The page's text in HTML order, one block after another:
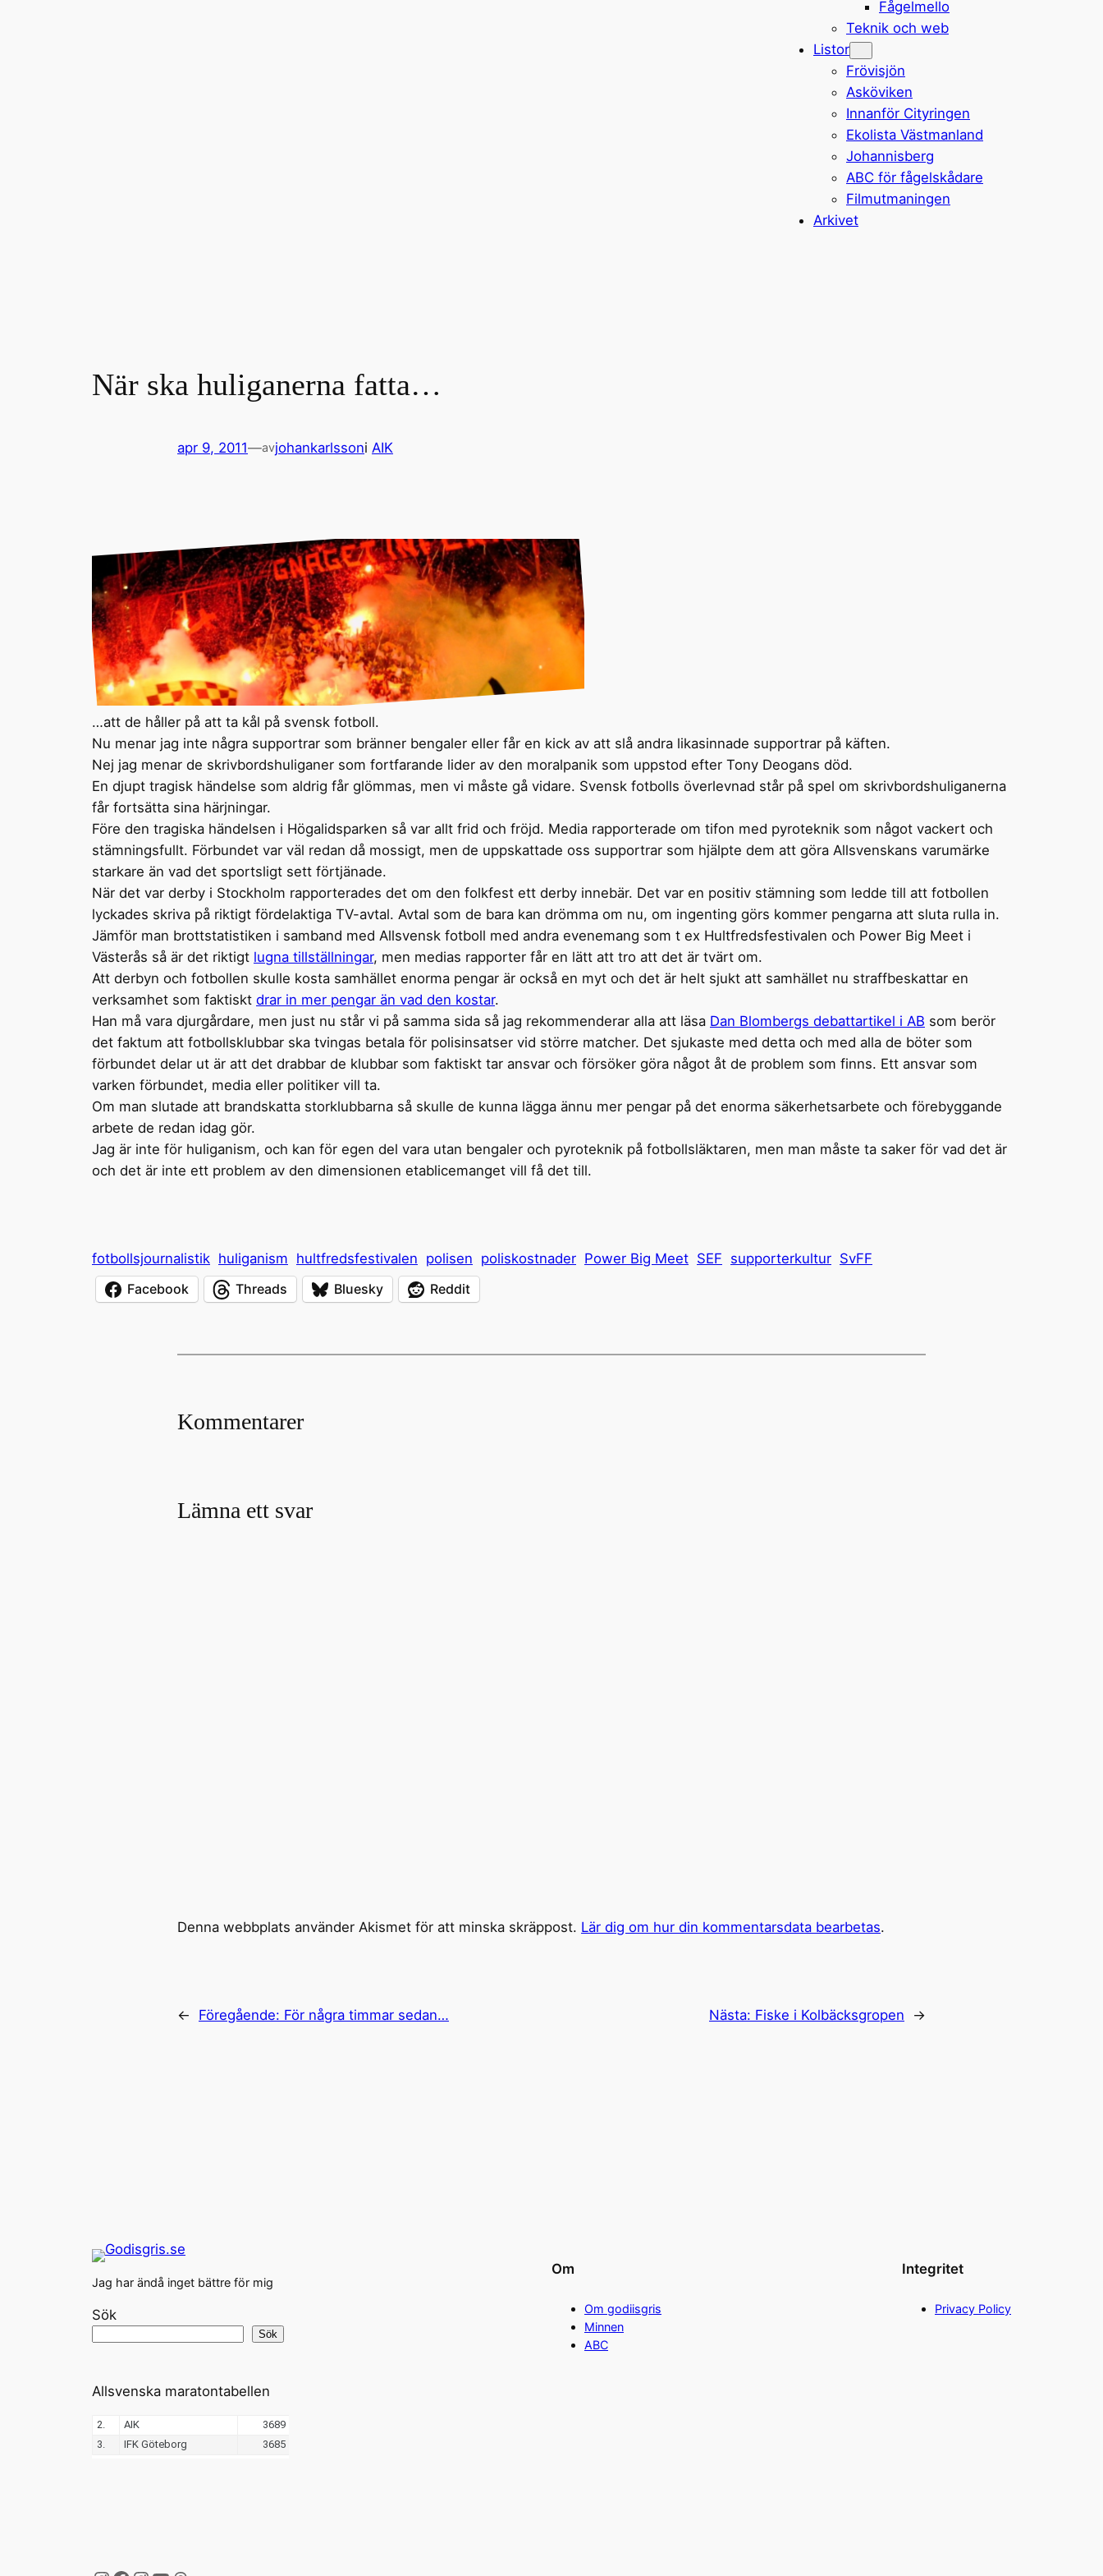
Fågelmello
Teknik och web
Listor
Frövisjön
Asköviken
Innanför Cityringen
Ekolista Västmanland
Johannisberg
ABC för fågelskådare
Filmutmaningen
Arkivet
När ska huliganerna fatta…
apr 9, 2011—avjohankarlssoni AIK
…att de håller på att ta kål på svensk fotboll.
Nu menar jag inte några supportrar som bränner bengaler eller får en kick av att slå andra likasinnade supportrar på käften.
Nej jag menar de skrivbordshuliganer som fortfarande lider av den moralpanik som uppstod efter Tony Deogans död.
En djupt tragisk händelse som aldrig får glömmas, men vi måste gå vidare. Svensk fotbolls överlevnad står på spel om skrivbordshuliganerna
får fortsätta sina härjningar.
Före den tragiska händelsen i Högalidsparken så var allt frid och fröjd. Media rapporterade om tifon med pyroteknik som något vackert och
stämningsfullt. Förbundet var väl redan då mossigt, men de uppskattade oss supportrar som hjälpte dem att göra Allsvenskans varumärke
starkare än vad det sportsligt sett förtjänade.
När det var derby i Stockholm rapporterades det om den folkfest ett derby innebär. Det var en positiv stämning som ledde till att fotbollen
lyckades skriva på riktigt fördelaktiga TV-avtal. Avtal som de bara kan drömma om nu, om ingenting görs kommer pengarna att sluta rulla in.
Jämför man brottstatistiken i samband med Allsvensk fotboll med andra evenemang som t ex Hultfredsfestivalen och Power Big Meet i
Västerås så är det riktigt lugna tillställningar, men medias rapporter får en lätt att tro att det är tvärt om.
Att derbyn och fotbollen skulle kosta samhället enorma pengar är också en myt och det är helt sjukt att samhället nu straffbeskattar en
verksamhet som faktiskt drar in mer pengar än vad den kostar.
Han må vara djurgårdare, men just nu står vi på samma sida så jag rekommenderar alla att läsa Dan Blombergs debattartikel i AB som berör
det faktum att fotbollsklubbar ska tvingas betala för polisinsatser vid större matcher. Det sjukaste med detta och med alla de böter som
förbundet delar ut är att det drabbar de klubbar som faktiskt tar ansvar och försöker göra något åt de problem som finns. Ett ansvar som
varken förbundet, media eller politiker vill ta.
Om man slutade att brandskatta storklubbarna så skulle de kunna lägga ännu mer pengar på det enorma säkerhetsarbete och förebyggande
arbete de redan idag gör.
Jag är inte för huliganism, och kan för egen del vara utan bengaler och pyroteknik på fotbollsläktaren, men man måste ta saker för vad det är
och det är inte ett problem av den dimensionen etablicemanget vill få det till.
fotbollsjournalistik huliganism hultfredsfestivalen polisen poliskostnader Power Big Meet SEF supporterkultur SvFF
Facebook
Threads Bluesky Reddit
Kommentarer
Lämna ett svar
Denna webbplats använder Akismet för att minska skräppost. Lär dig om hur din kommentarsdata bearbetas.
← Föregående: För några timmar sedan… Nästa: Fiske i Kolbäcksgropen →
Jag har ändå inget bättre för mig
Sök
Sök
Om
Om godiisgris
Minnen
ABC
Integritet
Privacy Policy
Allsvenska maratontabellen